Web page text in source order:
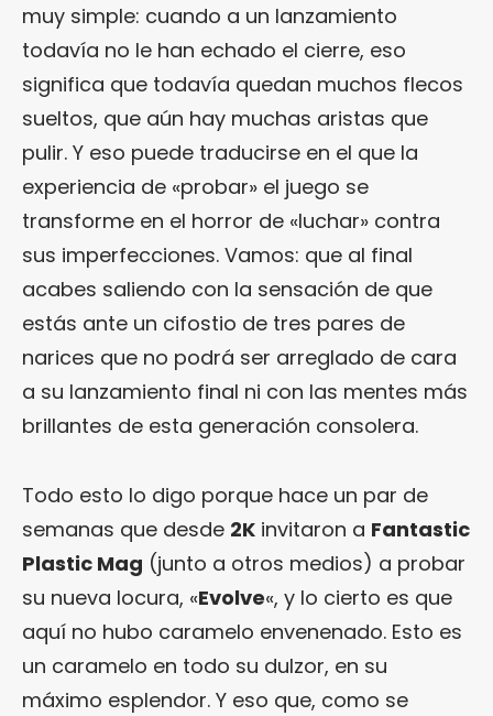
muy simple: cuando a un lanzamiento
todavía no le han echado el cierre, eso
significa que todavía quedan muchos flecos
sueltos, que aún hay muchas aristas que
pulir. Y eso puede traducirse en el que la
experiencia de «probar» el juego se
transforme en el horror de «luchar» contra
sus imperfecciones. Vamos: que al final
acabes saliendo con la sensación de que
estás ante un cifostio de tres pares de
narices que no podrá ser arreglado de cara
a su lanzamiento final ni con las mentes más
brillantes de esta generación consolera.
Todo esto lo digo porque hace un par de
semanas que desde 2K invitaron a Fantastic
Plastic Mag (junto a otros medios) a probar
su nueva locura, «Evolve«, y lo cierto es que
aquí no hubo caramelo envenenado. Esto es
un caramelo en todo su dulzor, en su
máximo esplendor. Y eso que, como se